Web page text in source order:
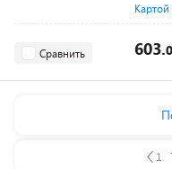
Сравнить 603.
1